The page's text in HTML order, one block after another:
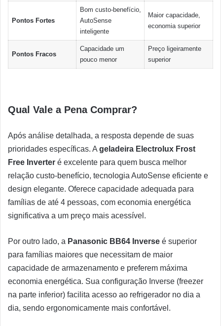
Pontos Fortes
Bom custo-benefício,
AutoSense
inteligente
Maior capacidade,
economia superior
Pontos Fracos
Capacidade um
pouco menor
Preço ligeiramente
superior
Qual Vale a Pena Comprar?
Após análise detalhada, a resposta depende de suas
prioridades específicas. A geladeira Electrolux Frost
Free Inverter é excelente para quem busca melhor
relação custo-benefício, tecnologia AutoSense eficiente e
design elegante. Oferece capacidade adequada para
famílias de até 4 pessoas, com economia energética
significativa a um preço mais acessível.
Por outro lado, a Panasonic BB64 Inverse é superior
para famílias maiores que necessitam de maior
capacidade de armazenamento e preferem máxima
economia energética. Sua configuração Inverse (freezer
na parte inferior) facilita acesso ao refrigerador no dia a
dia, sendo ergonomicamente mais confortável.